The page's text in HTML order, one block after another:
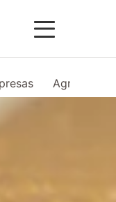
Agro